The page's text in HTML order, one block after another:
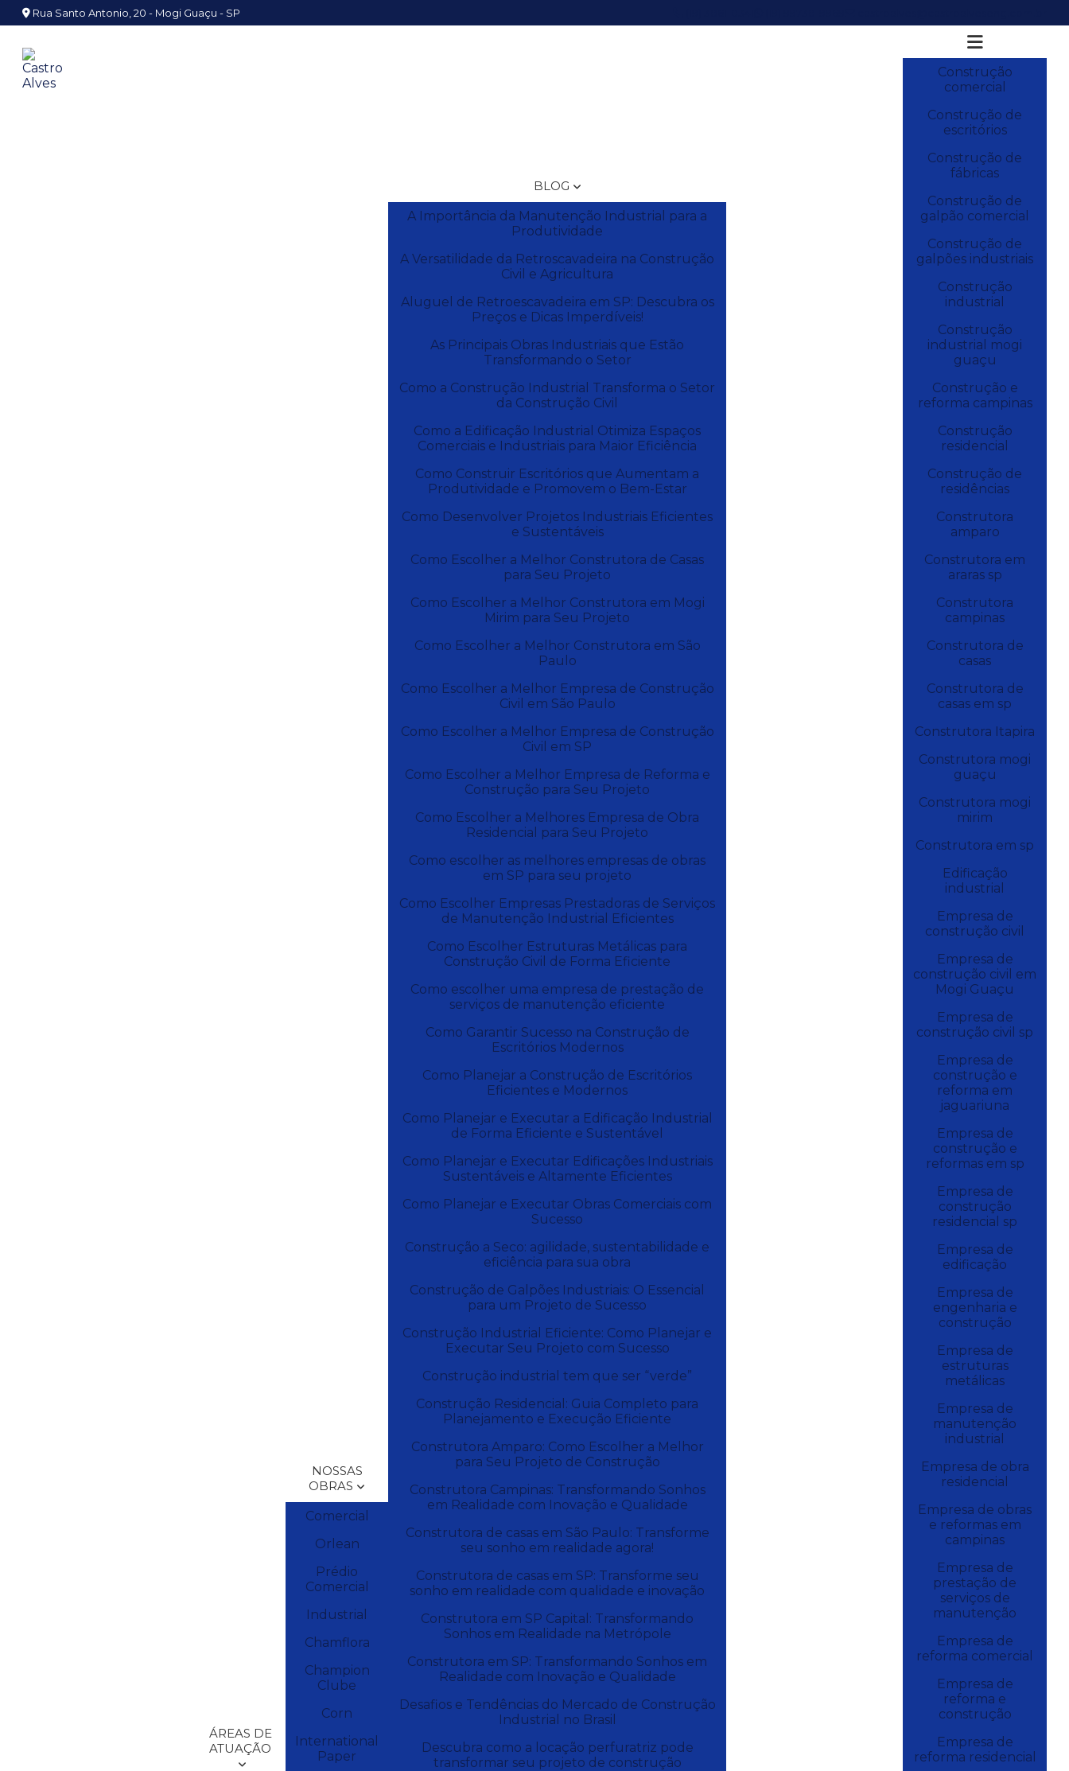
Rua Santo Antonio, 20 - Mogi Guaçu - SP
ÁREAS DE
ATUAÇÃO
NOSSAS
OBRAS
Comercial
Orlean
Prédio
Comercial
Industrial
Chamflora
Champion
Clube
Corn
International
Paper
BLOG
A Importância da Manutenção Industrial para a
Produtividade
A Versatilidade da Retroscavadeira na Construção
Civil e Agricultura
Aluguel de Retroescavadeira em SP: Descubra os
Preços e Dicas Imperdíveis!
As Principais Obras Industriais que Estão
Transformando o Setor
Como a Construção Industrial Transforma o Setor
da Construção Civil
Como a Edificação Industrial Otimiza Espaços
Comerciais e Industriais para Maior Eficiência
Como Construir Escritórios que Aumentam a
Produtividade e Promovem o Bem-Estar
Como Desenvolver Projetos Industriais Eficientes
e Sustentáveis
Como Escolher a Melhor Construtora de Casas
para Seu Projeto
Como Escolher a Melhor Construtora em Mogi
Mirim para Seu Projeto
Como Escolher a Melhor Construtora em São
Paulo
Como Escolher a Melhor Empresa de Construção
Civil em São Paulo
Como Escolher a Melhor Empresa de Construção
Civil em SP
Como Escolher a Melhor Empresa de Reforma e
Construção para Seu Projeto
Como Escolher a Melhores Empresa de Obra
Residencial para Seu Projeto
Como escolher as melhores empresas de obras
em SP para seu projeto
Como Escolher Empresas Prestadoras de Serviços
de Manutenção Industrial Eficientes
Como Escolher Estruturas Metálicas para
Construção Civil de Forma Eficiente
Como escolher uma empresa de prestação de
serviços de manutenção eficiente
Como Garantir Sucesso na Construção de
Escritórios Modernos
Como Planejar a Construção de Escritórios
Eficientes e Modernos
Como Planejar e Executar a Edificação Industrial
de Forma Eficiente e Sustentável
Como Planejar e Executar Edificações Industriais
Sustentáveis e Altamente Eficientes
Como Planejar e Executar Obras Comerciais com
Sucesso
Construção a Seco: agilidade, sustentabilidade e
eficiência para sua obra
Construção de Galpões Industriais: O Essencial
para um Projeto de Sucesso
Construção Industrial Eficiente: Como Planejar e
Executar Seu Projeto com Sucesso
Construção industrial tem que ser “verde”
Construção Residencial: Guia Completo para
Planejamento e Execução Eficiente
Construtora Amparo: Como Escolher a Melhor
para Seu Projeto de Construção
Construtora Campinas: Transformando Sonhos
em Realidade com Inovação e Qualidade
Construtora de casas em São Paulo: Transforme
seu sonho em realidade agora!
Construtora de casas em SP: Transforme seu
sonho em realidade com qualidade e inovação
Construtora em SP Capital: Transformando
Sonhos em Realidade na Metrópole
Construtora em SP: Transformando Sonhos em
Realidade com Inovação e Qualidade
Desafios e Tendências do Mercado de Construção
Industrial no Brasil
Descubra como a locação perfuratriz pode
transformar seu projeto de construção
Construção
comercial
Construção de
escritórios
Construção de
fábricas
Construção de
galpão comercial
Construção de
galpões industriais
Construção
industrial
Construção
industrial mogi
guaçu
Construção e
reforma campinas
Construção
residencial
Construção de
residências
Construtora
amparo
Construtora em
araras sp
Construtora
campinas
Construtora de
casas
Construtora de
casas em sp
Construtora Itapira
Construtora mogi
guaçu
Construtora mogi
mirim
Construtora em sp
Edificação
industrial
Empresa de
construção civil
Empresa de
construção civil em
Mogi Guaçu
Empresa de
construção civil sp
Empresa de
construção e
reforma em
jaguariuna
Empresa de
construção e
reformas em sp
Empresa de
construção
residencial sp
Empresa de
edificação
Empresa de
engenharia e
construção
Empresa de
estruturas
metálicas
Empresa de
manutenção
industrial
Empresa de obra
residencial
Empresa de obras
e reformas em
campinas
Empresa de
prestação de
serviços de
manutenção
Empresa de
reforma comercial
Empresa de
reforma e
construção
Empresa de
reforma residencial